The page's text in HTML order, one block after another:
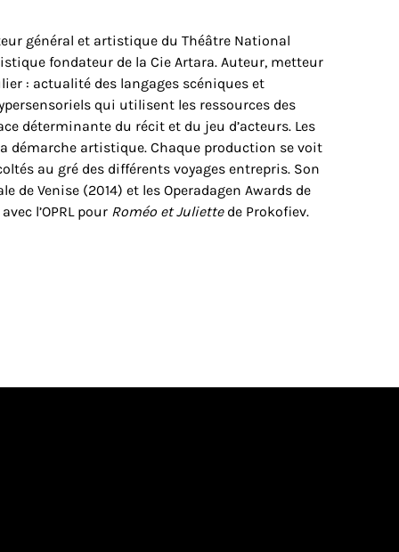
général et artistique du Théâtre National
fondateur de la Cie Artara. Auteur, metteur
: actualité des langages scéniques et
qui utilisent les ressources des
déterminante du récit et du jeu d’acteurs. Les
démarche artistique. Chaque production se voit
au gré des différents voyages entrepris. Son
de Venise (2014) et les Operadagen Awards de
l’OPRL pour Roméo et Juliette de Prokofiev.